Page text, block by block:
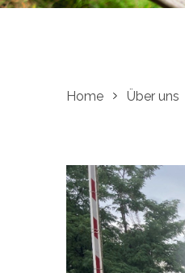
Home Über uns